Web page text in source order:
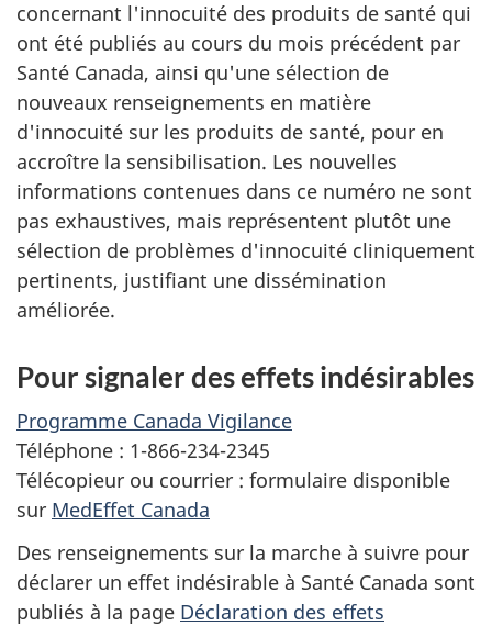
concernant l'innocuité des produits de santé qui
ont été publiés au cours du mois précédent par
Santé Canada, ainsi qu'une sélection de
nouveaux renseignements en matière
d'innocuité sur les produits de santé, pour en
accroître la sensibilisation. Les nouvelles
informations contenues dans ce numéro ne sont
pas exhaustives, mais représentent plutôt une
sélection de problèmes d'innocuité cliniquement
pertinents, justifiant une dissémination
améliorée.
Pour signaler des effets indésirables
Programme Canada Vigilance
Téléphone : 1-866-234-2345
Télécopieur ou courrier : formulaire disponible
sur MedEffet Canada
Des renseignements sur la marche à suivre pour
déclarer un effet indésirable à Santé Canada sont
publiés à la page Déclaration des effets